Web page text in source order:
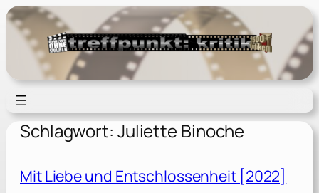
Zum
Inhalt
springen
Schlagwort: Juliette Binoche
Mit Liebe und Entschlossenheit [2022]